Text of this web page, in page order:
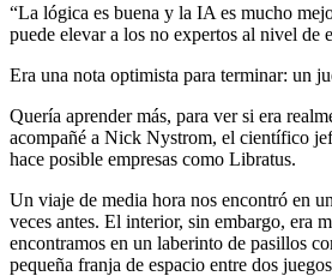
“La lógica es buena y la IA es mucho
puede elevar a los no expertos al nivel de
Era una nota optimista para terminar: un
Quería aprender más, para ver si era
acompañé a Nick Nystrom, el científico
hace posible empresas como Libratus.
Un viaje de media hora nos encontró en
veces antes. El interior, sin embargo, era
encontramos en un laberinto de pasillos
pequeña franja de espacio entre dos